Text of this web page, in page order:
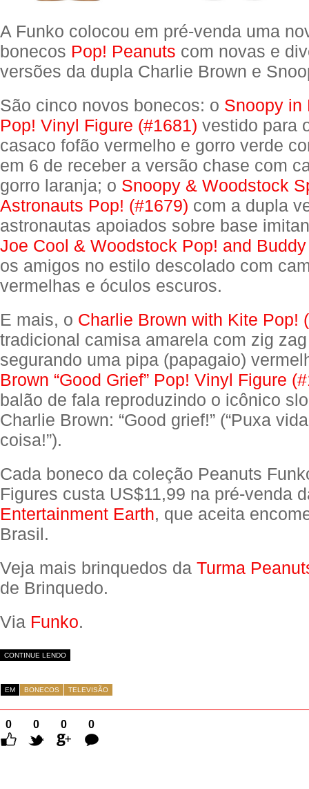
A Funko colocou em pré-venda uma
bonecos Pop! Peanuts com novas e
versões da dupla Charlie Brown e
São cinco novos bonecos: o Snoopy in
Pop! Vinyl Figure (#1681) vestido para
casaco fofão vermelho e gorro verde
em 6 de receber a versão chase com
gorro laranja; o Snoopy & Woodstock
Astronauts Pop! (#1679) com a dupla
astronautas apoiados sobre base
Joe Cool & Woodstock Pop! and
os amigos no estilo descolado com
vermelhas e óculos escuros.
E mais, o Charlie Brown with Kite Pop!
tradicional camisa amarela com zig
segurando uma pipa (papagaio)
Brown “Good Grief” Pop! Vinyl Figure
balão de fala reproduzindo o icônico
Charlie Brown: “Good grief!” (“Puxa
coisa!”).
Cada boneco da coleção Peanuts
Figures custa US$11,99 na pré-venda
Entertainment Earth, que aceita
Brasil.
Veja mais brinquedos da Turma
de Brinquedo.
Via Funko.
CONTINUE LENDO
EM BONECOS TELEVISÃO
0 0 0
0
Comentários